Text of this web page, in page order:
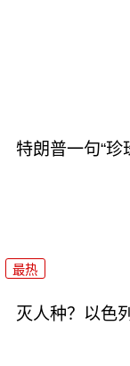
特朗普一句“珍
最热
灭人种？以色